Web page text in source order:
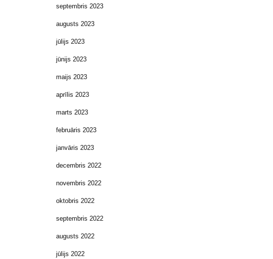
septembris 2023
augusts 2023
jūlijs 2023
jūnijs 2023
maijs 2023
aprīlis 2023
marts 2023
februāris 2023
janvāris 2023
decembris 2022
novembris 2022
oktobris 2022
septembris 2022
augusts 2022
jūlijs 2022